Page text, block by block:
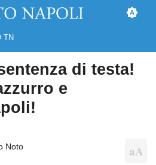
TN
di testa!
e
Noto